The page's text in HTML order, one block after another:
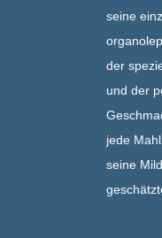
seine
der
und der
jede
seine